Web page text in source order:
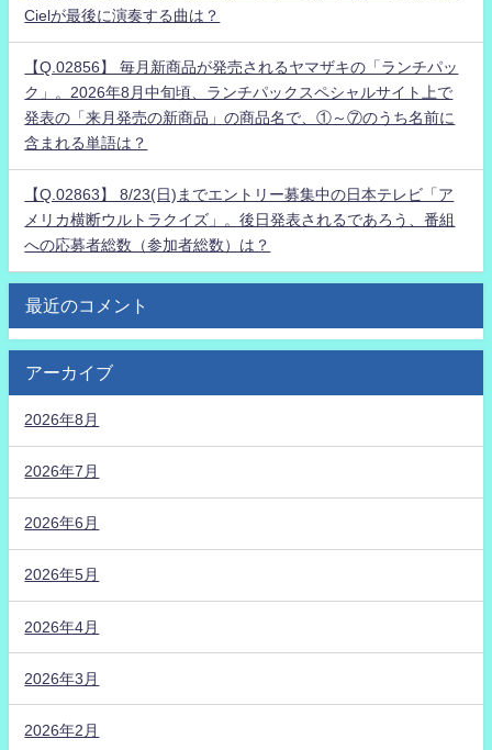
Cielが最後に演奏する曲は？
【Q.02856】 毎月新商品が発売されるヤマザキの「ランチパッ
ク」。2026年8月中旬頃、ランチパックスペシャルサイト上で
発表の「来月発売の新商品」の商品名で、①～⑦のうち名前に
含まれる単語は？
【Q.02863】 8/23(日)までエントリー募集中の日本テレビ「ア
メリカ横断ウルトラクイズ」。後日発表されるであろう、番組
への応募者総数（参加者総数）は？
最近のコメント
アーカイブ
2026年8月
2026年7月
2026年6月
2026年5月
2026年4月
2026年3月
2026年2月